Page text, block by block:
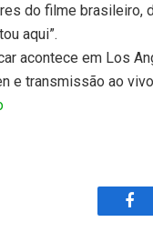
do filme
aqui”.
acontece em Los
e transmissão ao